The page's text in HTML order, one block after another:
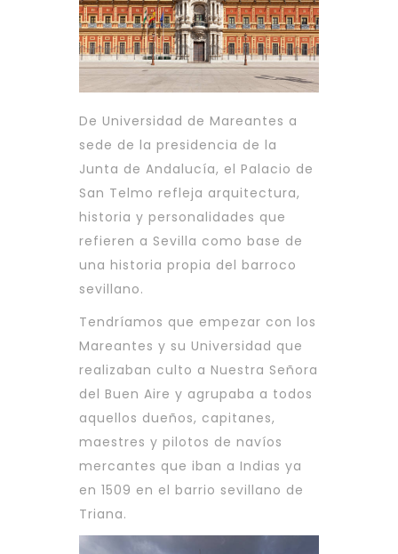
De Universidad de Mareantes a
sede de la presidencia de la
Junta de Andalucía, el Palacio de
San Telmo refleja arquitectura,
historia y personalidades que
refieren a Sevilla como base de
una historia propia del barroco
sevillano.
Tendríamos que empezar con los
Mareantes y su Universidad que
realizaban culto a Nuestra Señora
del Buen Aire y agrupaba a todos
aquellos dueños, capitanes,
maestres y pilotos de navíos
mercantes que iban a Indias ya
en 1509 en el barrio sevillano de
Triana.